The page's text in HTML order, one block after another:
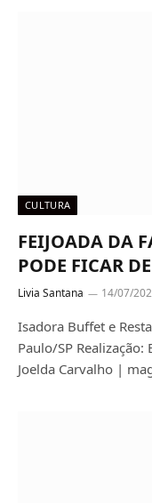
CULTURA
FEIJOADA DA
PODE FICAR
Livia Santana 14/07/
Isadora Buffet e
Paulo/SP
Joelda Carvalho |